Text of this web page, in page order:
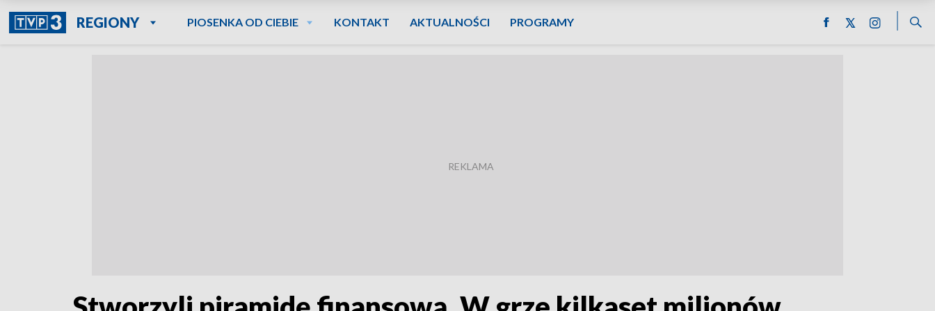
REGIONY PIOSENKA OD CIEBIE KONTAKT AKTUALNOŚCI PROGRAMY